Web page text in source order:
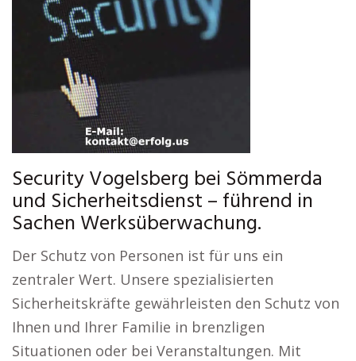
Security Vogelsberg bei Sömmerda
und Sicherheitsdienst – führend in
Sachen Werksüberwachung.
Der Schutz von Personen ist für uns ein
zentraler Wert. Unsere spezialisierten
Sicherheitskräfte gewährleisten den Schutz von
Ihnen und Ihrer Familie in brenzligen
Situationen oder bei Veranstaltungen. Mit